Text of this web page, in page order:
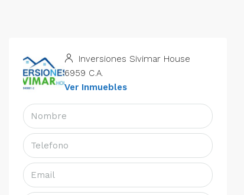
Inversiones Sivimar House
6959 C.A.
Ver Inmuebles